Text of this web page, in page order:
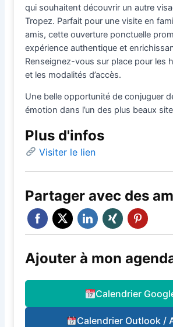
qui souhaitent découvrir un autre
Tropez. Parfait pour une visite en
amis, cette ouverture ponctuelle
expérience authentique et
Renseignez-vous sur place pour les
et les modalités d’accès.
Une belle opportunité de conjuguer
émotion dans l’un des plus beaux
Plus d'infos
Visiter le lien
Partager avec des
Ajouter à mon
Calendrier
Calendrier Outlook /